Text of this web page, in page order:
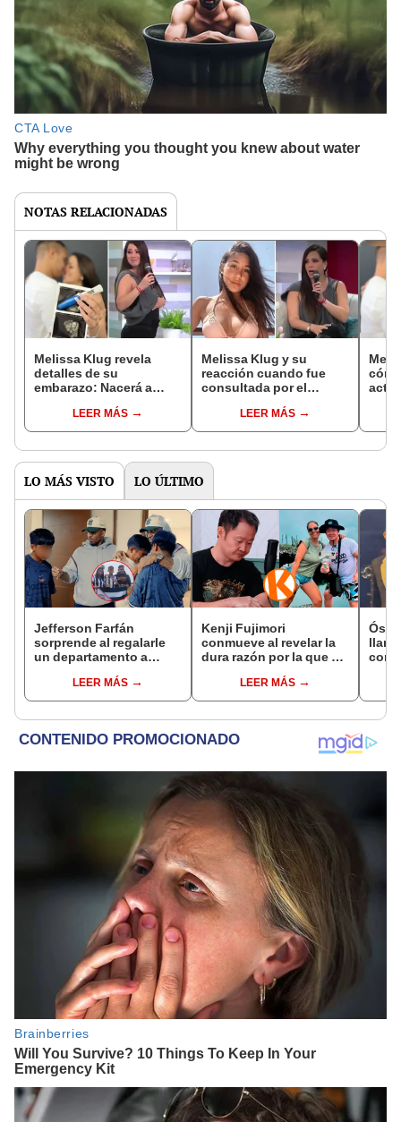
NOTAS RELACIONADAS
Melissa Klug revela
detalles de su
embarazo: Nacerá a
LEER MÁS
Melissa Klug y su
reacción cuando fue
consultada por el
Samahara y Yordy
LEER MÁS
LO MÁS VISTO LO ÚLTIMO
Jefferson Farfán
sorprende al regalarle
un departamento a
fútbol: "Lo hago de
corazón"
LEER MÁS
Kenji Fujimori
conmueve al revelar la
dura razón por la que no
esposa Erika Muñóz: "El
proceso judicial"
LEER MÁS